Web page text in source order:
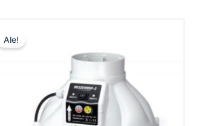
Ale!
147,00 €.139,65 €.